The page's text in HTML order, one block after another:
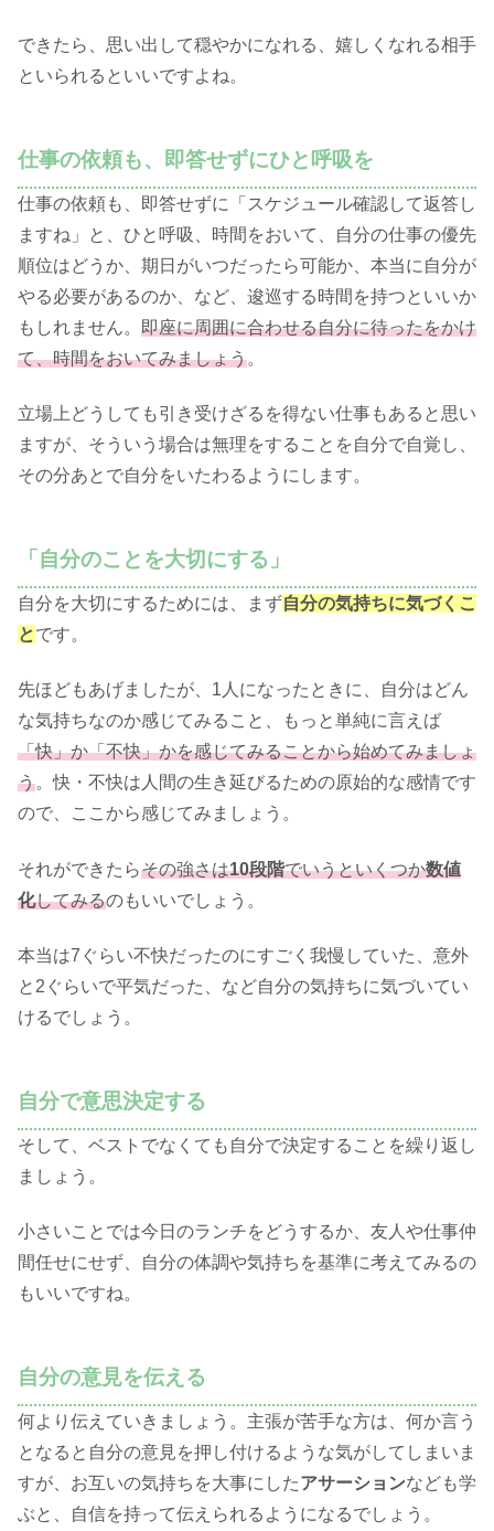
できたら、思い出して穏やかになれる、嬉しくなれる相手
といられるといいですよね。
仕事の依頼も、即答せずにひと呼吸を
仕事の依頼も、即答せずに「スケジュール確認して返答し
ますね」と、ひと呼吸、時間をおいて、自分の仕事の優先
順位はどうか、期日がいつだったら可能か、本当に自分が
やる必要があるのか、など、逡巡する時間を持つといいか
もしれません。 即座に周囲に合わせる自分に待ったをかけ
て、時間をおいてみましょう。
立場上どうしても引き受けざるを得ない仕事もあると思い
ますが、そういう場合は無理をすることを自分で自覚し、
その分あとで自分をいたわるようにします。
「自分のことを大切にする」
自分を大切にするためには、まず自分の気持ちに気づくこ
とです。
先ほどもあげましたが、1人になったときに、自分はどん
な気持ちなのか感じてみること、もっと単純に言えば
「快」か「不快」かを感じてみることから始めてみましょ
う。快・不快は人間の生き延びるための原始的な感情です
ので、ここから感じてみましょう。
それができたらその強さは10段階でいうといくつか数値
化してみるのもいいでしょう。
本当は7ぐらい不快だったのにすごく我慢していた、意外
と2ぐらいで平気だった、など自分の気持ちに気づいてい
けるでしょう。
自分で意思決定する
そして、ベストでなくても自分で決定することを繰り返し
ましょう。
小さいことでは今日のランチをどうするか、友人や仕事仲
間任せにせず、自分の体調や気持ちを基準に考えてみるの
もいいですね。
自分の意見を伝える
何より伝えていきましょう。主張が苦手な方は、何か言う
となると自分の意見を押し付けるような気がしてしまいま
すが、お互いの気持ちを大事にしたアサーションなども学
ぶと、自信を持って伝えられるようになるでしょう。